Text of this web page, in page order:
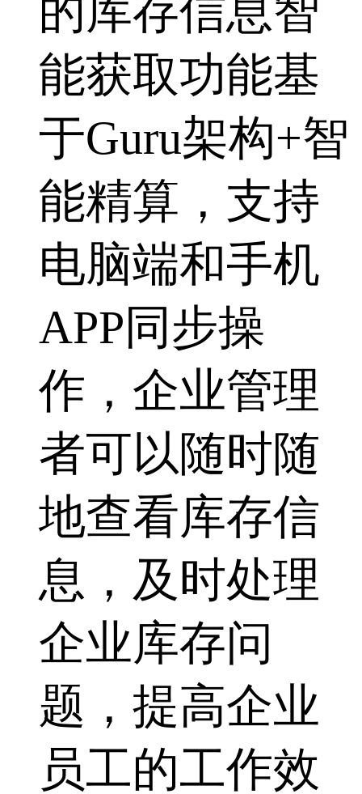
的库存信息智
能获取功能基
于Guru架构+智
能精算，支持
电脑端和手机
APP同步操
作，企业管理
者可以随时随
地查看库存信
息，及时处理
企业库存问
题，提高企业
员工的工作效